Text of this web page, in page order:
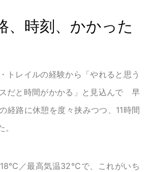
、時刻、かかった
トレイルの経験から「やれると思う
だと時間がかかる」と見込んで 早
経路に休憩を度々挟みつつ、11時間
18℃／最高気温32℃で、これがいち